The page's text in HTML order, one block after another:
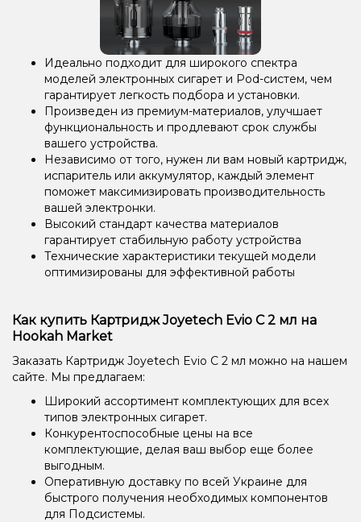
Идеально подходит для широкого спектра
моделей электронных сигарет и Pod-систем, чем
гарантирует легкость подбора и установки.
Произведен из премиум-материалов, улучшает
функциональность и продлевают срок службы
вашего устройства.
Независимо от того, нужен ли вам новый картридж,
испаритель или аккумулятор, каждый элемент
поможет максимизировать производительность
вашей электронки.
Высокий стандарт качества материалов
гарантирует стабильную работу устройства
Технические характеристики текущей модели
оптимизированы для эффективной работы
Как купить Картридж Joyetech Evio C 2 мл на
Hookah Market
Заказать Картридж Joyetech Evio C 2 мл можно на нашем
сайте. Мы предлагаем:
Широкий ассортимент комплектующих для всех
типов электронных сигарет.
Конкурентоспособные цены на все
комплектующие, делая ваш выбор еще более
выгодным.
Оперативную доставку по всей Украине для
быстрого получения необходимых компонентов
для Подсистемы.